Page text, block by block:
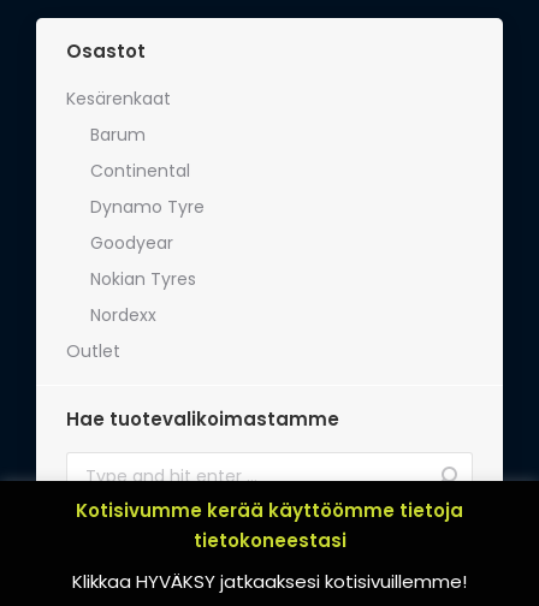
Osastot
Kesärenkaat
Barum
Continental
Dynamo Tyre
Goodyear
Nokian Tyres
Nordexx
Outlet
Hae tuotevalikoimastamme
Search:
Kotisivumme kerää käyttöömme tietoja
tietokoneestasi
Klikkaa HYVÄKSY jatkaaksesi kotisivuillemme!